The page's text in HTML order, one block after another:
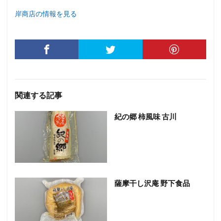
岸商店の情報を見る
関連する記事
紀の郷 柿風味 古川
薩摩干し沢庵 野下食品